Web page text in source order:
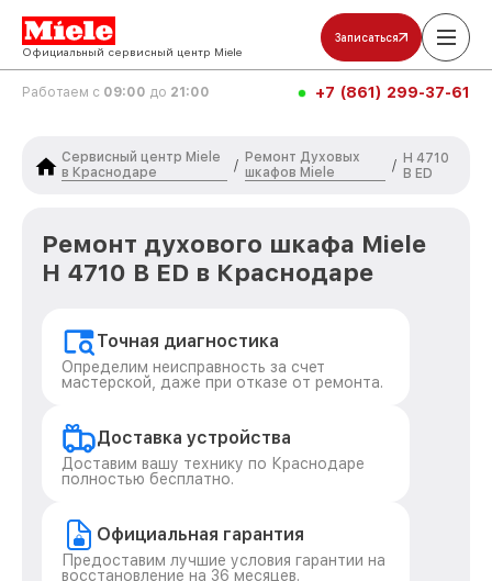
Официальный сервисный центр Miele
Записаться
Работаем с 09:00 до 21:00 +7 (861) 299-37-61
Сервисный центр Miele
в Краснодаре
/
Ремонт Духовых
шкафов Miele
/ H 4710
B ED
Ремонт духового шкафа Miele
H 4710 B ED в Краснодаре
Точная диагностика
Определим неисправность за счет
мастерской, даже при отказе от ремонта.
Доставка устройства
Доставим вашу технику по Краснодаре
полностью бесплатно.
Официальная гарантия
Предоставим лучшие условия гарантии на
восстановление на 36 месяцев.